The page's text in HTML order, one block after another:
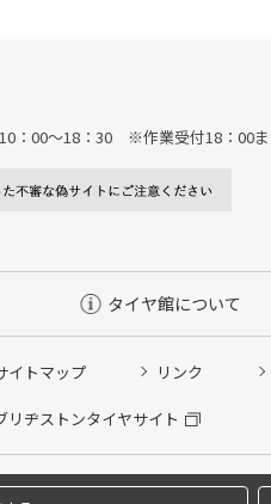
10：00～18：30 ※作業受付18：00ま
タイヤ館について
イトマップ リンク
リヂストンタイヤサイト
タイヤ履き替え/オイル交換/その他ピ
イヤ履き替え※タイヤ履き替えを
番待ち予約 ※クローク契約会員の方